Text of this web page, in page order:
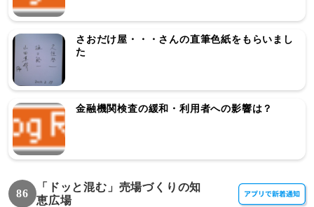
さおだけ屋・・・さんの直筆色紙をもらいまし
た
金融機関検査の緩和・利用者への影響は？
86
「ドッと混む」売場づくりの知
恵広場